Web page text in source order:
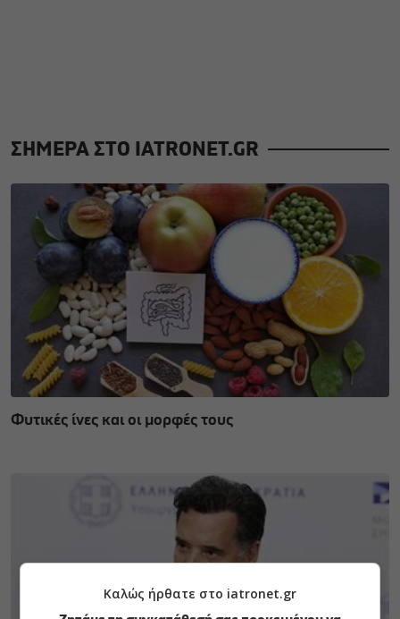
ΣΗΜΕΡΑ ΣΤΟ IATRONET.GR
Φυτικές ίνες και οι μορφές τους
Καλώς ήρθατε στο iatronet.gr